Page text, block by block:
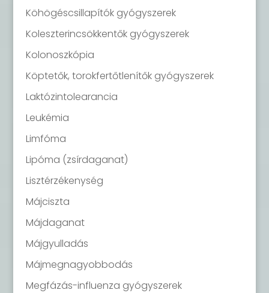
Köhögéscsillapítók gyógyszerek
Koleszterincsökkentők gyógyszerek
Kolonoszkópia
Köptetők, torokfertőtlenítők gyógyszerek
Laktózintolearancia
Leukémia
Limfóma
Lipóma (zsírdaganat)
Lisztérzékenység
Májciszta
Májdaganat
Májgyulladás
Májmegnagyobbodás
Megfázás-influenza gyógyszerek